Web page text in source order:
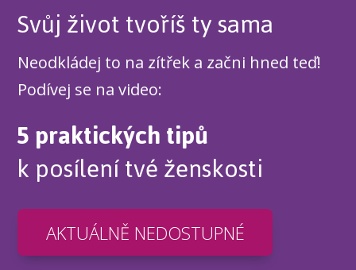
Svůj život tvoříš ty sama
Neodkládej to na zítřek a začni hned teď!
Podívej se na video:
5 praktických tipů
k posílení tvé ženskosti
AKTUÁLNĚ NEDOSTUPNÉ